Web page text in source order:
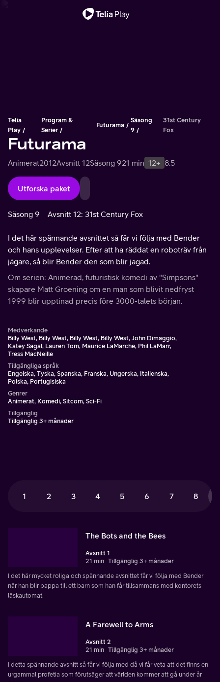
Telia
Play
Program &
Serier
Futurama
Säsong
9
31st Century
Fox
Futurama
Animerat2012Avsnitt 12Säsong 921 min 12+ 8.5
Utforska paket
Säsong 9 Avsnitt 12: 31st Century Fox
I det här spännande avsnittet så får vi följa med Bender
och hans upplevelser. Efter att ha räddat en roboträv från
jägare, så blir Bender den som blir jagad.
Om serien: Animerad, futuristisk komedi av "Simpsons"
skapare Matt Groening om en man som blivit nedfryst
1999 blir upptinad precis före 3000-talets början.
Medverkande
Billy West, Billy West, Billy West, Billy West, John Dimaggio,
Katey Sagal, Lauren Tom, Maurice LaMarche, Phil LaMarr,
Tress MacNeille
Tillgängliga språk
Engelska, Tyska, Spanska, Franska, Ungerska, Italienska,
Polska, Portugisiska
Genrer
Animerat, Komedi, Sitcom, Sci-Fi
Tillgänglig
Tillgänglig 3+ månader
1 2 3 4 5 6 7 8
The Bots and the Bees
Avsnitt 1
21 min Tillgänglig 3+ månader
I det här mycket roliga och spännande avsnittet får vi följa med Bender
när han blir pappa till ett barn som han får tillsammans med kontorets
läskautomat.
A Farewell to Arms
Avsnitt 2
21 min Tillgänglig 3+ månader
I detta spännande avsnitt så får vi följa med då vi får veta att det finns en
urgammal profetia som förutsäger att världen kommer att gå under år